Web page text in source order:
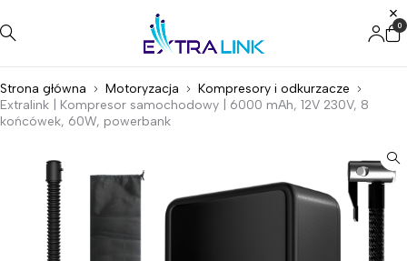
0
Strona główna Motoryzacja
Kompresory i odkurzacze
Extralink | Kompresor samochodowy | 6000 mAh, 12V 230V, 8
końcówek, 60W, powerbank